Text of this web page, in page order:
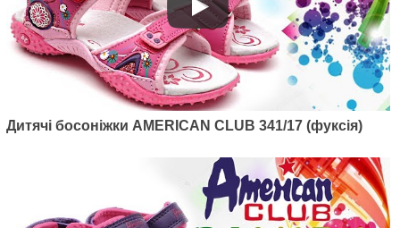
Дитячі босоніжки AMERICAN CLUB 341/17 (фуксія)